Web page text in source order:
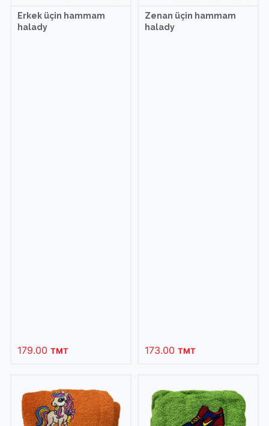
Erkek üçin hammam
halady
179.00 TMT
Zenan üçin hammam
halady
173.00 TMT